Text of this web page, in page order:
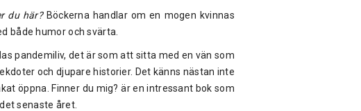
du här?Böckerna handlar om en mogen kvinnas
både humor och svärta.
pandemiliv, det är som att sitta med en vän som
och djupare historier. Det känns nästan inte
öppna. Finner du mig? är en intressant bok som
senaste året.